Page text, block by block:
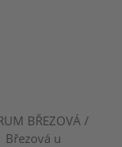
BŘEZOVÁ /
Březová u